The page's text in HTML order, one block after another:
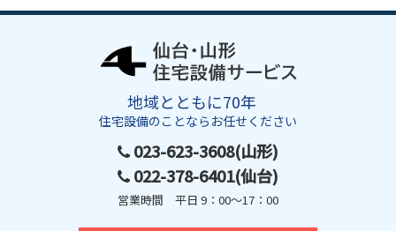
地域とともに70年
住宅設備のことならお任せください
023-623-3608(山形)
022-378-6401(仙台)
営業時間 平日 9：00～17：00